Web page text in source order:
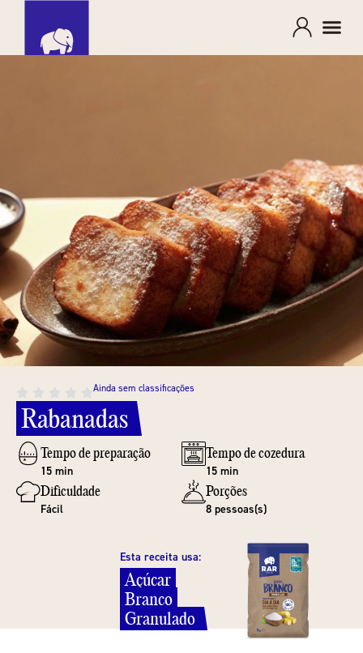
Ainda sem classificações
Rabanadas
Tempo de preparação
15 min
Tempo de cozedura
15 min
Dificuldade
Fácil
Porções
8 pessoas(s)
Esta receita usa:
Açúcar
Branco
Granulado